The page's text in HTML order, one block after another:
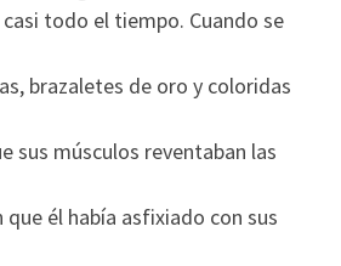
todo el tiempo. Cuando se
brazaletes de oro y coloridas
sus músculos reventaban las
él había asfixiado con sus